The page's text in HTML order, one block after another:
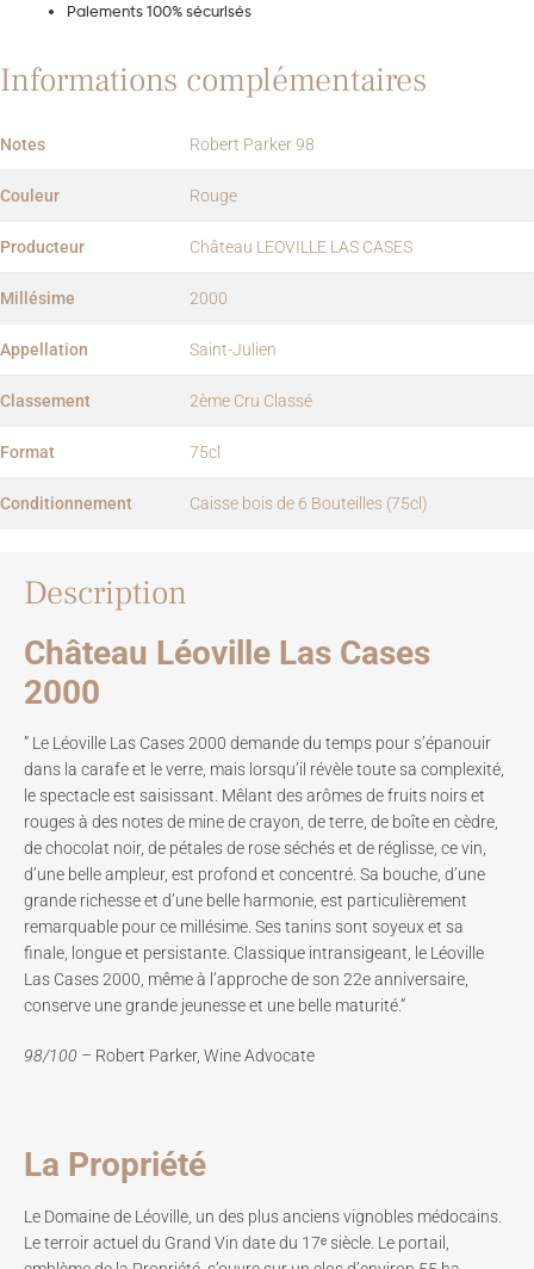
Paiements 100% sécurisés
Description
Château Léoville Las Cases
2000
” Le Léoville Las Cases 2000 demande du temps pour s’épanouir
dans la carafe et le verre, mais lorsqu’il révèle toute sa complexité,
le spectacle est saisissant. Mêlant des arômes de fruits noirs et
rouges à des notes de mine de crayon, de terre, de boîte en cèdre,
de chocolat noir, de pétales de rose séchés et de réglisse, ce vin,
d’une belle ampleur, est profond et concentré. Sa bouche, d’une
grande richesse et d’une belle harmonie, est particulièrement
remarquable pour ce millésime. Ses tanins sont soyeux et sa
finale, longue et persistante. Classique intransigeant, le Léoville
Las Cases 2000, même à l’approche de son 22e anniversaire,
conserve une grande jeunesse et une belle maturité.”
98/100 – Robert Parker, Wine Advocate
La Propriété
Le Domaine de Léoville, un des plus anciens vignobles médocains.
Le terroir actuel du Grand Vin date du 17ᵉ siècle. Le portail,
Informations complémentaires
Notes Robert Parker 98
Couleur Rouge
Producteur Château LEOVILLE LAS CASES
Millésime 2000
Appellation Saint-Julien
Classement 2ème Cru Classé
Format 75cl
Conditionnement Caisse bois de 6 Bouteilles (75cl)